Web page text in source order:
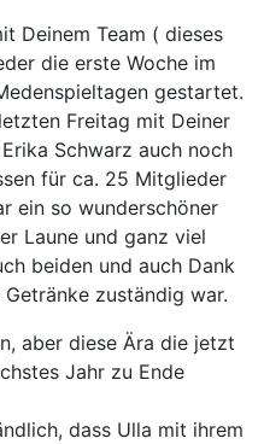
Deinem Team ( dieses
die erste Woche im
gestartet.
Freitag mit Deiner
Schwarz auch noch
für ca. 25 Mitglieder
ein so wunderschöner
Laune und ganz viel
beiden und auch Dank
zuständig war.
aber diese Ära die jetzt
Jahr zu Ende
dass Ulla mit ihrem